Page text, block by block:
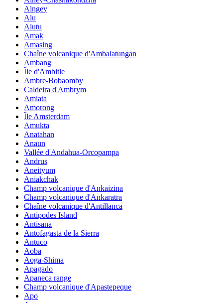
Alngey
Alu
Alutu
Amak
Amasing
Chaîne volcanique d'Ambalatungan
Ambang
Île d'Ambitle
Ambre-Bobaomby
Caldeira d'Ambrym
Amiata
Amorong
Île Amsterdam
Amukta
Anatahan
Anaun
Vallée d'Andahua-Orcopampa
Andrus
Aneityum
Aniakchak
Champ volcanique d'Ankaizina
Champ volcanique d'Ankaratra
Chaîne volcanique d'Antillanca
Antipodes Island
Antisana
Antofagasta de la Sierra
Antuco
Aoba
Aoga-Shima
Apagado
Apaneca range
Champ volcanique d'Apastepeque
Apo